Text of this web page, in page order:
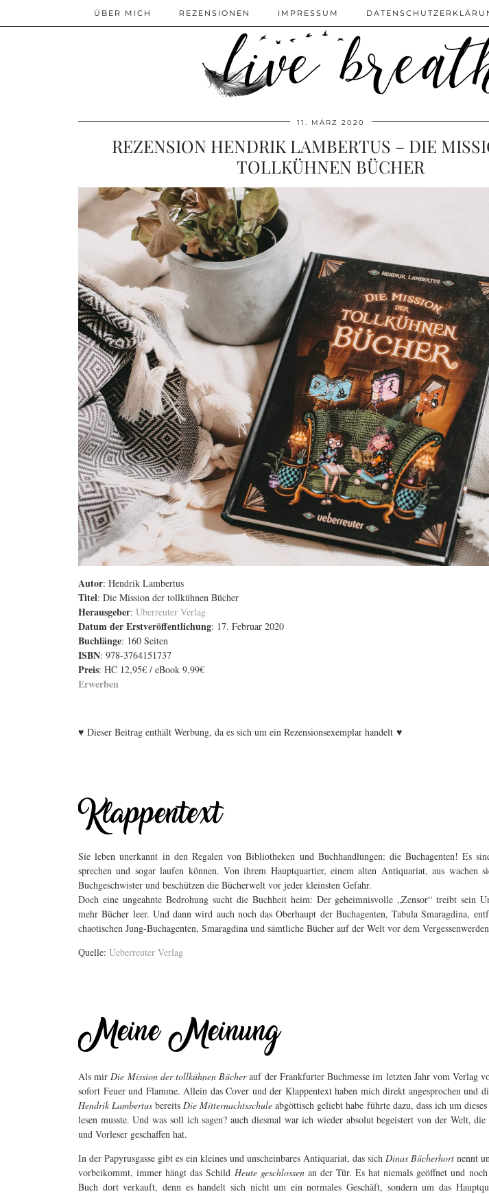
ÜBER MICH REZENSIONEN IMPRESSUM
11. MÄRZ 2020
REZENSION HENDRIK LAMBERTUS – DIE
TOLLKÜHNEN BÜCHER
Autor: Hendrik Lambertus
Titel: Die Mission der tollkühnen Bücher
Herausgeber: Uberreuter Verlag
Datum der Erstveröffentlichung: 17. Februar 2020
Buchlänge: 160 Seiten
ISBN: 978-3764151737
Preis: HC 12,95€ / eBook 9,99€
Erwerben
♥ Dieser Beitrag enthält Werbung, da es sich um ein Rezensionsexemplar handelt ♥
Sie leben unerkannt in den Regalen von Bibliotheken und Buchhandlungen: die Buchagenten! Es
sprechen und sogar laufen können. Von ihrem Hauptquartier, einem alten Antiquariat, aus wachen
Buchgeschwister und beschützen die Bücherwelt vor jeder kleinsten Gefahr.
Doch eine ungeahnte Bedrohung sucht die Buchheit heim: Der geheimnisvolle „Zensor“ treibt sein
mehr Bücher leer. Und dann wird auch noch das Oberhaupt der Buchagenten, Tabula Smaragdina,
chaotischen Jung-Buchagenten, Smaragdina und sämtliche Bücher auf der Welt vor dem
Quelle: Ueberreuter Verlag
Als mirDie Mission der tollkühnen Bücherauf der Frankfurter Buchmesse im letzten Jahr vom Verlag
sofort Feuer und Flamme. Allein das Cover und der Klappentext haben mich direkt angesprochen und
Hendrik Lambertus bereitsDie Mitternachtsschule abgöttisch geliebt habe führte dazu, dass ich um
lesen musste. Und was soll ich sagen? auch diesmal war ich wieder absolut begeistert von der Welt,
und Vorleser geschaffen hat.
In der Papyrusgasse gibt es ein kleines und unscheinbares Antiquariat, das sich Dinas Bücherhort nennt
vorbeikommt, immer hängt das Schild Heute geschlossenan der Tür. Es hat niemals geöffnet und
Buch dort verkauft, denn es handelt sich nicht um ein normales Geschäft, sondern um das